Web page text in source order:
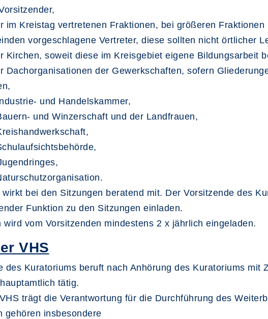
im Kreistag vertretenen Fraktionen, bei größeren
vorgeschlagene Vertreter, diese sollten nicht örtlicher
Kirchen, soweit diese im Kreisgebiet eigene Bildungsarbeit
Dachorganisationen der Gewerkschaften, sofern
und Handelskammer,
und Winzerschaft und der Landfrauen,
bei den Sitzungen beratend mit. Der Vorsitzende des
Funktion zu den Sitzungen einladen.
vom Vorsitzenden mindestens 2 x jährlich eingeladen.
VHS
des Kuratoriums beruft nach Anhörung des Kuratoriums mit
tätig.
trägt die Verantwortung für die Durchführung des
gehören insbesondere